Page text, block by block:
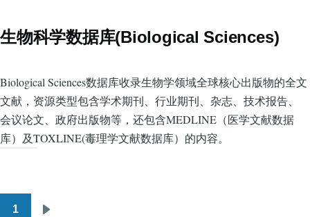
生物科学数据库(Biological Sciences)
Biological Sciences数据库收录生物学领域全球核心出版物的全文
文献，资源类型包含学术期刊、行业期刊、杂志、技术报告、
会议论文、政府出版物等，还包含MEDLINE（医学文献数据
库）及TOXLINE(毒理学文献数据库）的内容。
1